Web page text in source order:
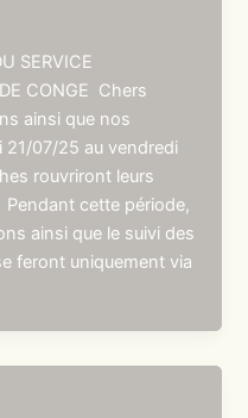
SERVICE
CONGE Chers
ainsi que nos
07/25 au vendredi
rouvriront leurs
cette période,
ainsi que le suivi des
feront uniquement via